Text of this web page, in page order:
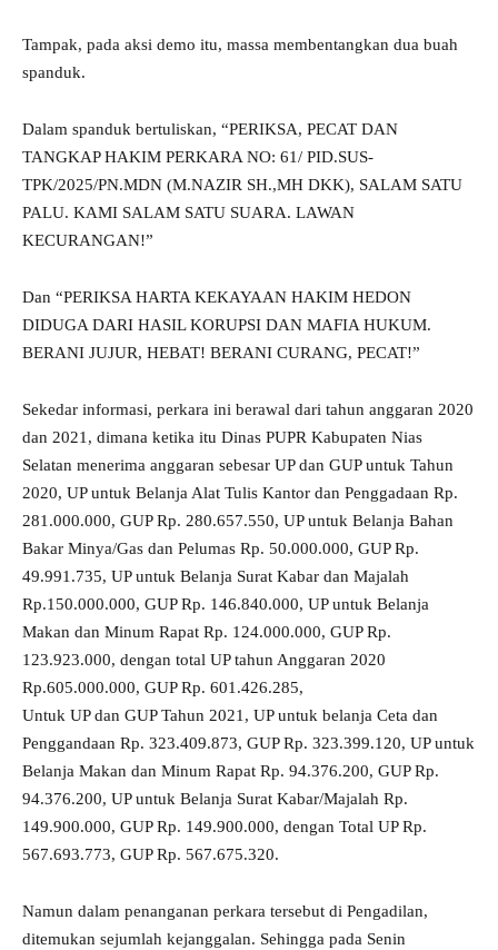
Tampak, pada aksi demo itu, massa membentangkan dua buah
spanduk.
Dalam spanduk bertuliskan, “PERIKSA, PECAT DAN
TANGKAP HAKIM PERKARA NO: 61/ PID.SUS-
TPK/2025/PN.MDN (M.NAZIR SH.,MH DKK), SALAM SATU
PALU. KAMI SALAM SATU SUARA. LAWAN
KECURANGAN!”
Dan “PERIKSA HARTA KEKAYAAN HAKIM HEDON
DIDUGA DARI HASIL KORUPSI DAN MAFIA HUKUM.
BERANI JUJUR, HEBAT! BERANI CURANG, PECAT!”
Sekedar informasi, perkara ini berawal dari tahun anggaran 2020
dan 2021, dimana ketika itu Dinas PUPR Kabupaten Nias
Selatan menerima anggaran sebesar UP dan GUP untuk Tahun
2020, UP untuk Belanja Alat Tulis Kantor dan Penggadaan Rp.
281.000.000, GUP Rp. 280.657.550, UP untuk Belanja Bahan
Bakar Minya/Gas dan Pelumas Rp. 50.000.000, GUP Rp.
49.991.735, UP untuk Belanja Surat Kabar dan Majalah
Rp.150.000.000, GUP Rp. 146.840.000, UP untuk Belanja
Makan dan Minum Rapat Rp. 124.000.000, GUP Rp.
123.923.000, dengan total UP tahun Anggaran 2020
Rp.605.000.000, GUP Rp. 601.426.285,
Untuk UP dan GUP Tahun 2021, UP untuk belanja Ceta dan
Penggandaan Rp. 323.409.873, GUP Rp. 323.399.120, UP untuk
Belanja Makan dan Minum Rapat Rp. 94.376.200, GUP Rp.
94.376.200, UP untuk Belanja Surat Kabar/Majalah Rp.
149.900.000, GUP Rp. 149.900.000, dengan Total UP Rp.
567.693.773, GUP Rp. 567.675.320.
Namun dalam penanganan perkara tersebut di Pengadilan,
ditemukan sejumlah kejanggalan. Sehingga pada Senin